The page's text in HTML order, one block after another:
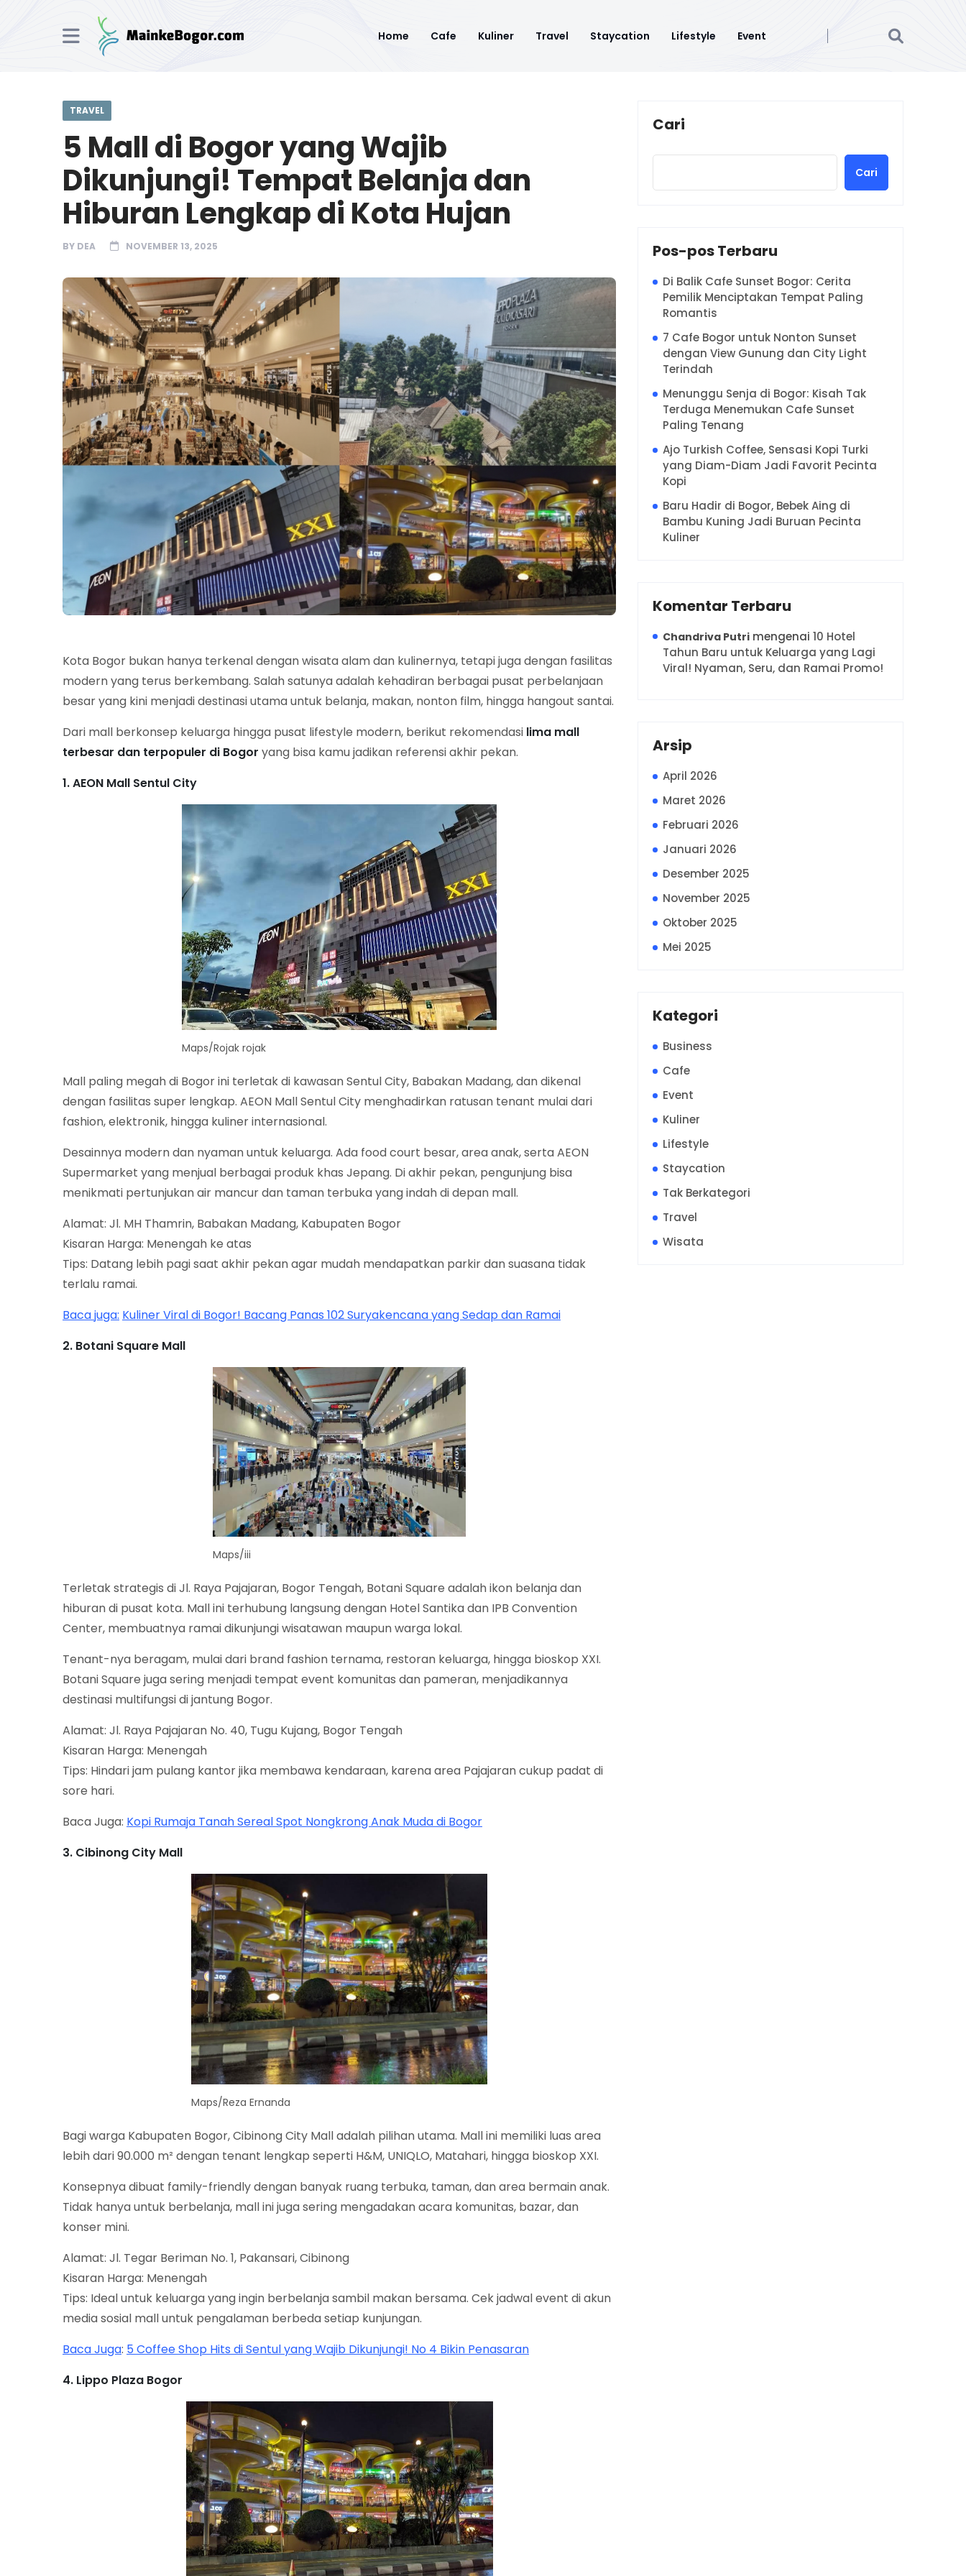
Home Cafe Kuliner Travel Staycation Lifestyle Event
TRAVEL
5 Mall di Bogor yang Wajib
Dikunjungi! Tempat Belanja dan
Hiburan Lengkap di Kota Hujan
BY DEA NOVEMBER 13, 2025
Kota Bogor bukan hanya terkenal dengan wisata alam dan kulinernya, tetapi juga dengan fasilitas
modern yang terus berkembang. Salah satunya adalah kehadiran berbagai pusat perbelanjaan
besar yang kini menjadi destinasi utama untuk belanja, makan, nonton film, hingga hangout santai.
Dari mall berkonsep keluarga hingga pusat lifestyle modern, berikut rekomendasi lima mall
terbesar dan terpopuler di Bogor yang bisa kamu jadikan referensi akhir pekan.
1. AEON Mall Sentul City
Maps/Rojak rojak
Mall paling megah di Bogor ini terletak di kawasan Sentul City, Babakan Madang, dan dikenal
dengan fasilitas super lengkap. AEON Mall Sentul City menghadirkan ratusan tenant mulai dari
fashion, elektronik, hingga kuliner internasional.
Desainnya modern dan nyaman untuk keluarga. Ada food court besar, area anak, serta AEON
Supermarket yang menjual berbagai produk khas Jepang. Di akhir pekan, pengunjung bisa
menikmati pertunjukan air mancur dan taman terbuka yang indah di depan mall.
Alamat: Jl. MH Thamrin, Babakan Madang, Kabupaten Bogor
Kisaran Harga: Menengah ke atas
Tips: Datang lebih pagi saat akhir pekan agar mudah mendapatkan parkir dan suasana tidak
terlalu ramai.
Baca juga: Kuliner Viral di Bogor! Bacang Panas 102 Suryakencana yang Sedap dan Ramai
2. Botani Square Mall
Maps/iii
Terletak strategis di Jl. Raya Pajajaran, Bogor Tengah, Botani Square adalah ikon belanja dan
hiburan di pusat kota. Mall ini terhubung langsung dengan Hotel Santika dan IPB Convention
Center, membuatnya ramai dikunjungi wisatawan maupun warga lokal.
Tenant-nya beragam, mulai dari brand fashion ternama, restoran keluarga, hingga bioskop XXI.
Botani Square juga sering menjadi tempat event komunitas dan pameran, menjadikannya
destinasi multifungsi di jantung Bogor.
Alamat: Jl. Raya Pajajaran No. 40, Tugu Kujang, Bogor Tengah
Kisaran Harga: Menengah
Tips: Hindari jam pulang kantor jika membawa kendaraan, karena area Pajajaran cukup padat di
sore hari.
Baca Juga: Kopi Rumaja Tanah Sereal Spot Nongkrong Anak Muda di Bogor
3. Cibinong City Mall
Maps/Reza Ernanda
Bagi warga Kabupaten Bogor, Cibinong City Mall adalah pilihan utama. Mall ini memiliki luas area
lebih dari 90.000 m² dengan tenant lengkap seperti H&M, UNIQLO, Matahari, hingga bioskop XXI.
Konsepnya dibuat family-friendly dengan banyak ruang terbuka, taman, dan area bermain anak.
Tidak hanya untuk berbelanja, mall ini juga sering mengadakan acara komunitas, bazar, dan
konser mini.
Alamat: Jl. Tegar Beriman No. 1, Pakansari, Cibinong
Kisaran Harga: Menengah
Tips: Ideal untuk keluarga yang ingin berbelanja sambil makan bersama. Cek jadwal event di akun
media sosial mall untuk pengalaman berbeda setiap kunjungan.
Baca Juga: 5 Coffee Shop Hits di Sentul yang Wajib Dikunjungi! No 4 Bikin Penasaran
4. Lippo Plaza Bogor
Cari
Cari
Pos-pos Terbaru
Di Balik Cafe Sunset Bogor: Cerita
Pemilik Menciptakan Tempat Paling
Romantis
7 Cafe Bogor untuk Nonton Sunset
dengan View Gunung dan City Light
Terindah
Menunggu Senja di Bogor: Kisah Tak
Terduga Menemukan Cafe Sunset
Paling Tenang
Ajo Turkish Coffee, Sensasi Kopi Turki
yang Diam-Diam Jadi Favorit Pecinta
Kopi
Baru Hadir di Bogor, Bebek Aing di
Bambu Kuning Jadi Buruan Pecinta
Kuliner
Komentar Terbaru
Chandriva Putri mengenai 10 Hotel
Tahun Baru untuk Keluarga yang Lagi
Viral! Nyaman, Seru, dan Ramai Promo!
Arsip
April 2026
Maret 2026
Februari 2026
Januari 2026
Desember 2025
November 2025
Oktober 2025
Mei 2025
Kategori
Business
Cafe
Event
Kuliner
Lifestyle
Staycation
Tak Berkategori
Travel
Wisata